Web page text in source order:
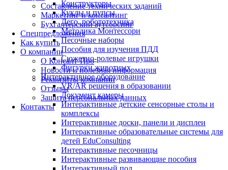
Составление технических заданий
Маркетинг и консалтинг
Бухгалтерский аутсорсинг
Спецпредложения
Как купить
О компании
О Консалт-Про
Новости и полезная информация
Реквизиты компании
Отзывы
Защита персональных данных
Контакты
Конструкторы
Куклы и пупсы
Лего, робототехника
Методика Монтессори
Песочные наборы
Пособия для изучения ПДД
Сюжетно-ролевые игрушки
Фигурки животных
Интерактивное оборудование
VR/AR решения в образовании
Документ камеры
Интерактивные детские сенсорные столы и
комплексы
Интерактивные доски, панели и дисплеи
Интерактивные образовательные системы для
детей EduConsulting
Интерактивные песочницы
Интерактивные развивающие пособия
Интерактивный пол